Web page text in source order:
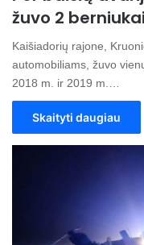
žuvo 2 berniukai
Kaišiadorių rajone,
automobiliams, žuvo
2018 m. ir 2019 m.…
Skaityti daugiau